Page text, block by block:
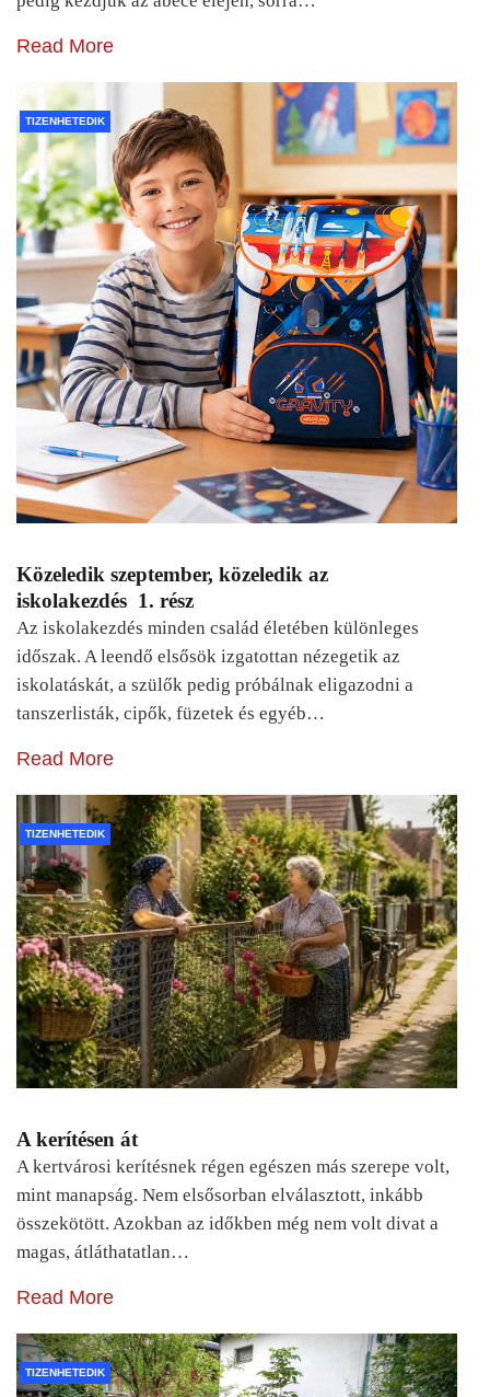
Read More
TIZENHETEDIK
Közeledik szeptember, közeledik az
iskolakezdés 1. rész
Az iskolakezdés minden család életében különleges
időszak. A leendő elsősök izgatottan nézegetik az
iskolatáskát, a szülők pedig próbálnak eligazodni a
tanszerlisták, cipők, füzetek és egyéb…
Read More
TIZENHETEDIK
A kerítésen át
A kertvárosi kerítésnek régen egészen más szerepe volt,
mint manapság. Nem elsősorban elválasztott, inkább
összekötött. Azokban az időkben még nem volt divat a
magas, átláthatatlan…
Read More
TIZENHETEDIK